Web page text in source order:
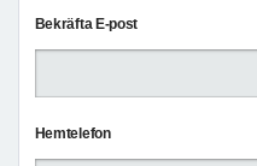
Bekräfta E-post
Hemtelefon